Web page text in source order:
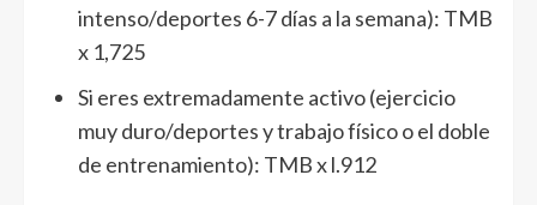
intenso/deportes 6-7 días a la semana): TMB
x 1,725
Si eres extremadamente activo (ejercicio
muy duro/deportes y trabajo físico o el doble
de entrenamiento): TMB x l.912